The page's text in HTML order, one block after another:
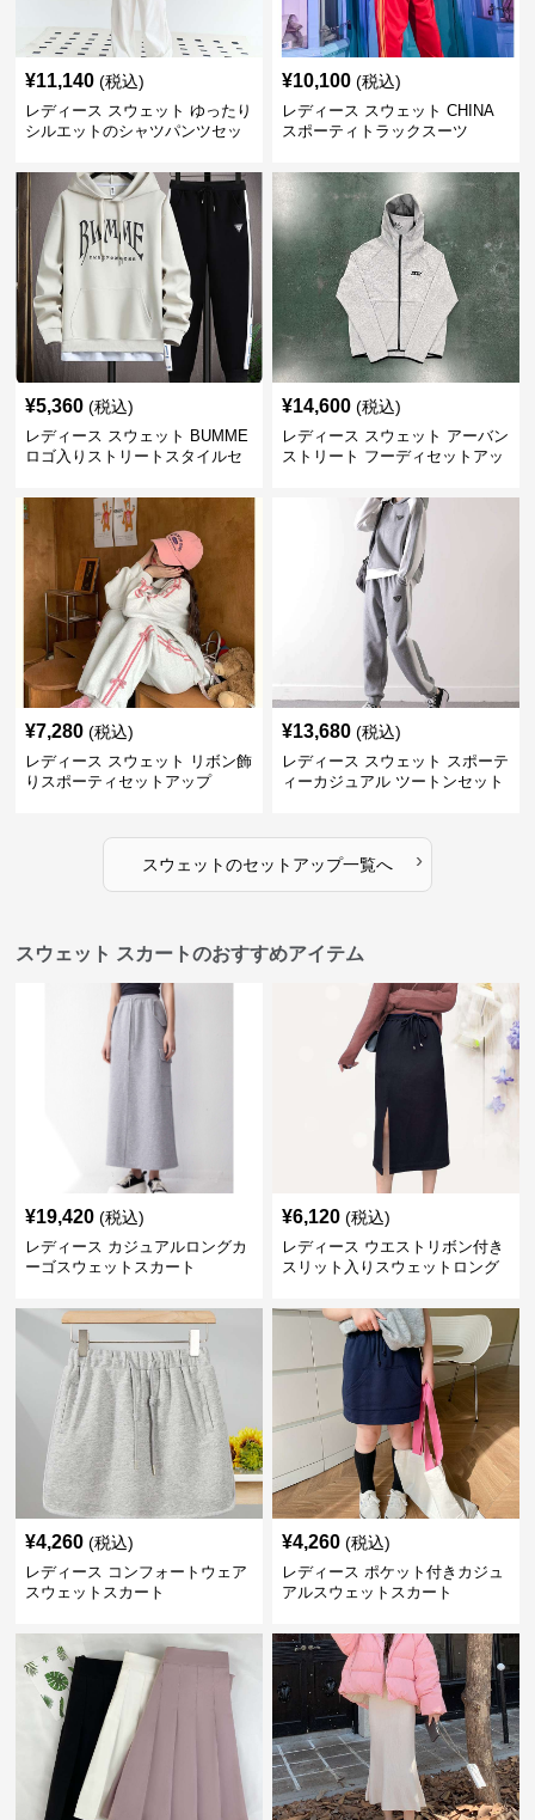
¥11,140 (税込)
レディース スウェット ゆったり
シルエットのシャツパンツセッ
¥10,100 (税込)
レディース スウェット CHINA
スポーティトラックスーツ
¥5,360 (税込)
レディース スウェット BUMME
ロゴ入りストリートスタイルセ
¥14,600 (税込)
レディース スウェット アーバン
ストリート フーディセットアッ
¥7,280 (税込)
レディース スウェット リボン飾
りスポーティセットアップ
¥13,680 (税込)
レディース スウェット スポーテ
ィーカジュアル ツートンセット
スウェットのセットアップ一覧へ ›
スウェット スカートのおすすめアイテム
¥19,420 (税込)
レディース カジュアルロングカ
ーゴスウェットスカート
¥6,120 (税込)
レディース ウエストリボン付き
スリット入りスウェットロング
¥4,260 (税込)
レディース コンフォートウェア
スウェットスカート
¥4,260 (税込)
レディース ポケット付きカジュ
アルスウェットスカート